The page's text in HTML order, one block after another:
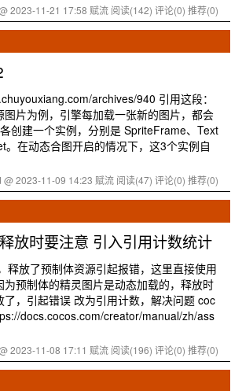
2023-11-21 17:58 赋流 阅读(142) 评论(0) 推荐(0)
archives/940 引用这段：
图片为例，引擎每加载一张新的图片，都会
创建一个实例，分别是 SpriteFrame、Text
在动态合图开启的情况下，这3个实例自
@ 2023-11-09 14:23 赋流 阅读(47) 评论(0) 推荐(0)
放时要注意 引入引用计数统计
释放了预制体资源引起报错，这里直接使用
预制体的精灵图片是动态加载的，释放时
，引起错误 改为引用计数，解决问题 coc
docs.cocos.com/creator/manual/zh/ass
2023-11-08 17:11 赋流 阅读(196) 评论(0) 推荐(0)